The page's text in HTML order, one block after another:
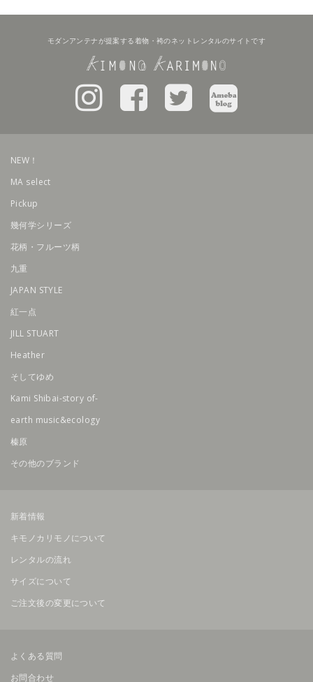
モダンアンテナが提案する着物・袴のネットレンタルのサイトです
NEW！
MA select
Pickup
幾何学シリーズ
花柄・フルーツ柄
九重
JAPAN STYLE
紅一点
JILL STUART
Heather
そしてゆめ
Kami Shibai-story of-
earth music&ecology
榛原
その他のブランド
新着情報
キモノカリモノについて
レンタルの流れ
サイズについて
ご注文後の変更について
よくある質問
お問合わせ